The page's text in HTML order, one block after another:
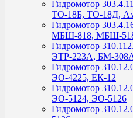
Гидромотор
ТО-18Б, ТО-18Д,
Гидромотор
МБШ-818, МБШ-
Гидромотор
ЭТР-223А, БМ-
Гидромотор
ЭО-4225, ЕК-12
Гидромотор
ЭО-5124, ЭО-5126
Гидромотор